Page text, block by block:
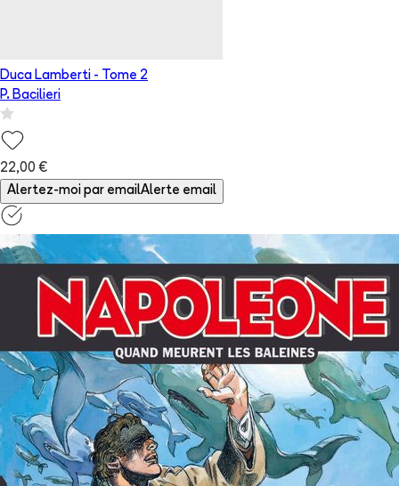
Duca Lamberti - Tome 2
P. Bacilieri
22,00 €
Alertez-moi par emailAlerte email